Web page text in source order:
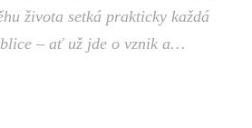
života setká prakticky každá
– ať už jde o vznik a…